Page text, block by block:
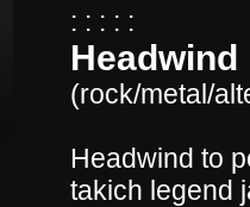
: : : : :
Headwind
(rock/metal/
Headwind to
takich legend